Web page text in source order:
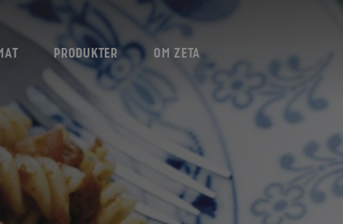
PRODUKTER OM ZETA